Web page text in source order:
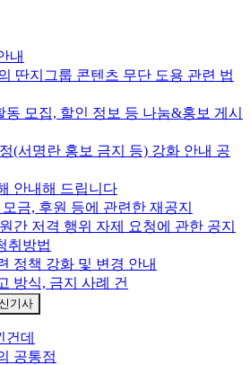
내
딴지그룹 콘텐츠 무단 도용 관련 법
모집, 할인 정보 등 나눔&홍보 게시
(서명란 홍보 금지 등) 강화 안내 공
안내해 드립니다
금, 후원 등에 관련한 재공지
간 저격 행위 자제 요청에 관한 공지
취방법
정책 강화 및 변경 안내
방식, 금지 사례 건
기사
건데
공통점